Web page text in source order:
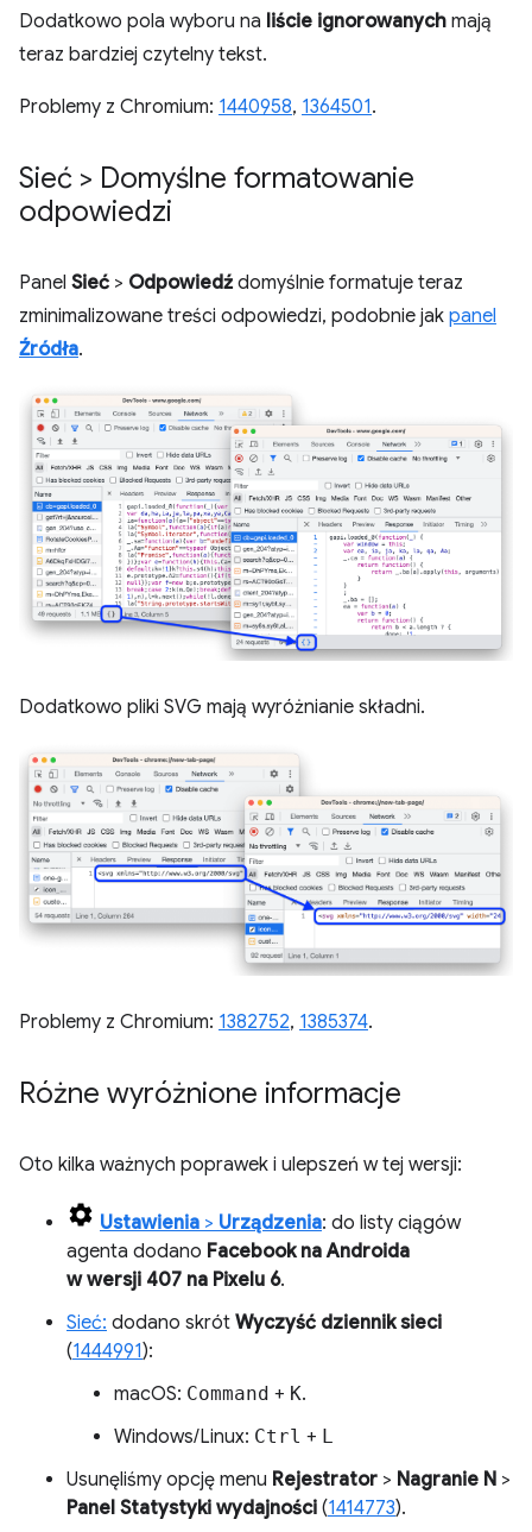
Dodatkowo pola wyboru na liście ignorowanych mają
teraz bardziej czytelny tekst.
Problemy z Chromium: 1440958, 1364501.
Sieć > Domyślne formatowanie
odpowiedzi
Panel Sieć > Odpowiedź domyślnie formatuje teraz
zminimalizowane treści odpowiedzi, podobnie jak panel
Źródła.
Dodatkowo pliki SVG mają wyróżnianie składni.
Problemy z Chromium: 1382752, 1385374.
Różne wyróżnione informacje
Oto kilka ważnych poprawek i ulepszeń w tej wersji:
Ustawienia > Urządzenia: do listy ciągów
agenta dodano Facebook na Androida
w wersji 407 na Pixelu 6.
Sieć: dodano skrót Wyczyść dziennik sieci
(1444991):
macOS: Command + K.
Windows/Linux: Ctrl + L
Usunęliśmy opcję menu Rejestrator > Nagranie N >
Panel Statystyki wydajności (1414773).